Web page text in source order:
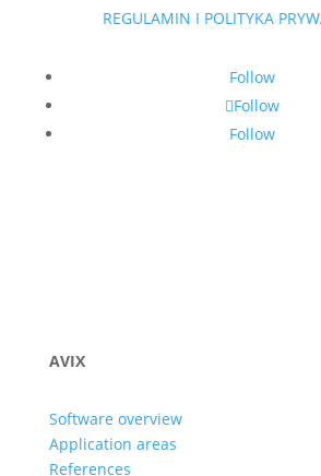
REGULAMIN I POLITYKA
Follow
Follow
Follow
AVIX
Software overview
Application areas
References